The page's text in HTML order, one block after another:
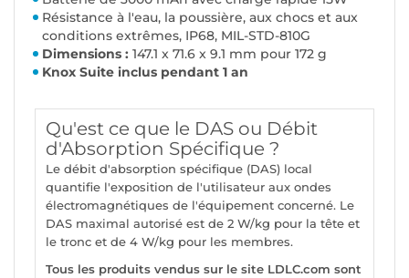
Résistance à l'eau, la poussière, aux chocs et aux
conditions extrêmes, IP68, MIL-STD-810G
Dimensions : 147.1 x 71.6 x 9.1 mm pour 172 g
Knox Suite inclus pendant 1 an
Qu'est ce que le DAS ou Débit
d'Absorption Spécifique ?
Le débit d'absorption spécifique (DAS) local
quantifie l'exposition de l'utilisateur aux ondes
électromagnétiques de l'équipement concerné. Le
DAS maximal autorisé est de 2 W/kg pour la tête et
le tronc et de 4 W/kg pour les membres.
Tous les produits vendus sur le site LDLC.com sont